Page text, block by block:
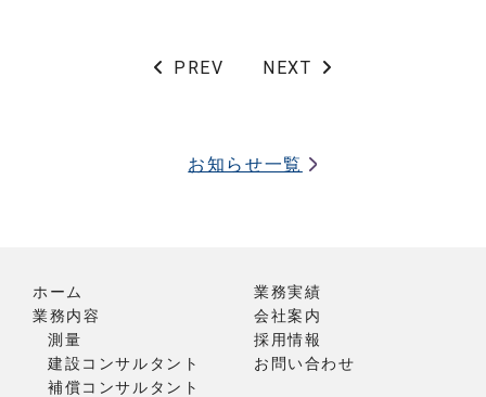
PREV NEXT
お知らせ一覧
ホーム
業務内容
測量
建設コンサルタント
補償コンサルタント
業務実績
会社案内
採用情報
お問い合わせ